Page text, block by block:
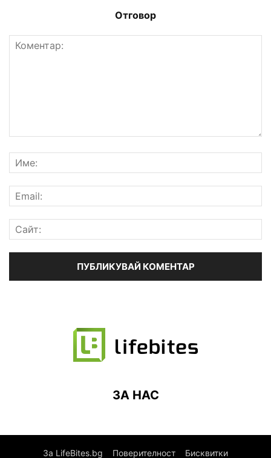
Отговор
ЗА НАС
За LifeBites.bg Поверителност Бисквитки